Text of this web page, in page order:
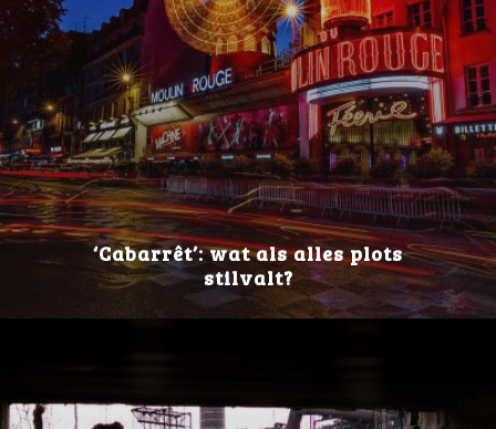
‘Cabarrêt’: wat als alles plots
stilvalt?